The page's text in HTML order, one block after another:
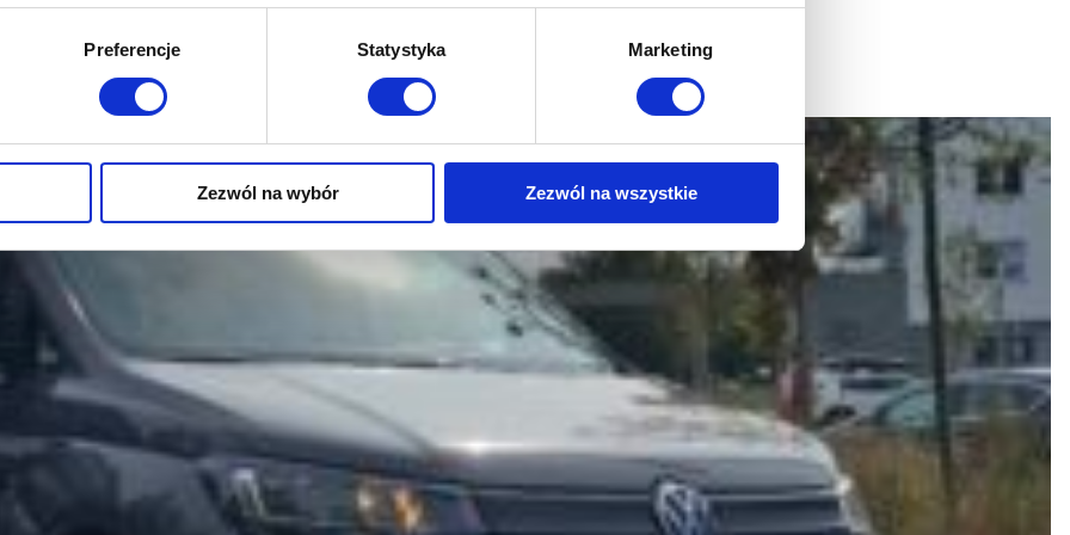
Preferencje Statystyka Marketing
Zezwól na wybór Zezwól na wszystkie
się na wózkach inwalidzkich?